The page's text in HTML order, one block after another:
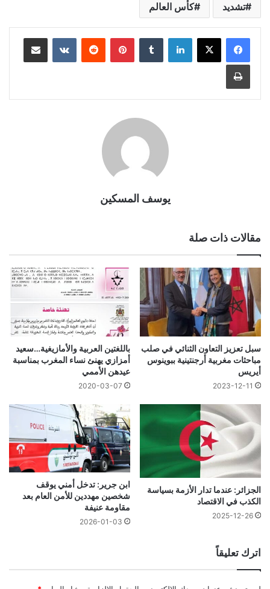
تشديد كأس العالم
لينكدإن بينتيريست مشاركة عبر البريد
طباعة
يوسف المسكين
مقالات ذات صلة
سبل تعزيز التعاون الثنائي في صلب
مباحثات مغربية أرجنتينية ببوينوس
أيريس
2023-12-11
باللغتين العربية والأمازيغية…سعيد
أمزازي يهنئ نساء المغرب بمناسبة
عيدهن الأممي
2020-03-07
الجزائر: عندما تدار الأزمة بسياسة
الكذب في الاقتصاد
2025-12-26
ابن جرير: تدخل أمني يوقف
شخصين مهددين للأمن العام بعد
مقاومة عنيفة
2026-01-03
اترك تعليقاً